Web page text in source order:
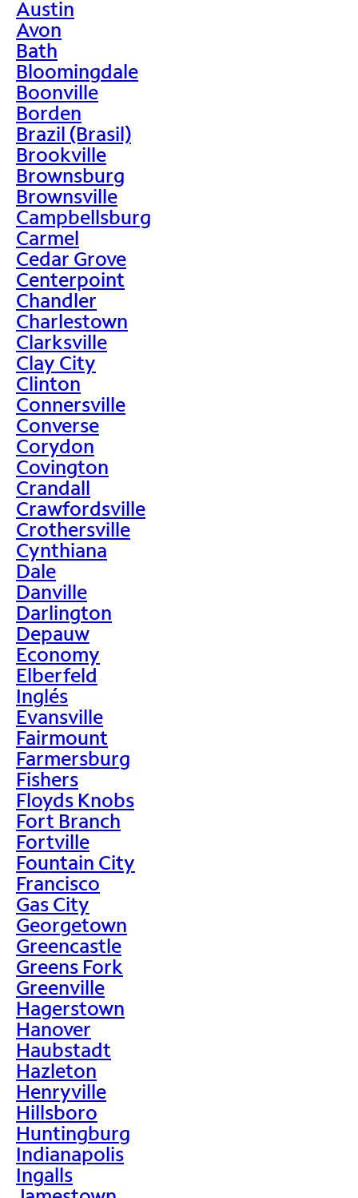
Austin
Avon
Bath
Bloomingdale
Boonville
Borden
Brazil (Brasil)
Brookville
Brownsburg
Brownsville
Campbellsburg
Carmel
Cedar Grove
Centerpoint
Chandler
Charlestown
Clarksville
Clay City
Clinton
Connersville
Converse
Corydon
Covington
Crandall
Crawfordsville
Crothersville
Cynthiana
Dale
Danville
Darlington
Depauw
Economy
Elberfeld
Inglés
Evansville
Fairmount
Farmersburg
Fishers
Floyds Knobs
Fort Branch
Fortville
Fountain City
Francisco
Gas City
Georgetown
Greencastle
Greens Fork
Greenville
Hagerstown
Hanover
Haubstadt
Hazleton
Henryville
Hillsboro
Huntingburg
Indianapolis
Ingalls